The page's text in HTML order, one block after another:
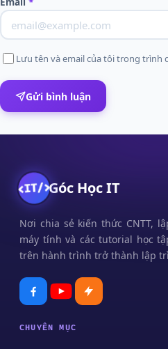
Lưu tên và email của tôi trong trình
Gửi bình luận
Góc Học IT
Nơi chia sẻ kiến thức CNTT,
máy tính và các tutorial học
trên hành trình trở thành lập
CHUYÊN MỤC